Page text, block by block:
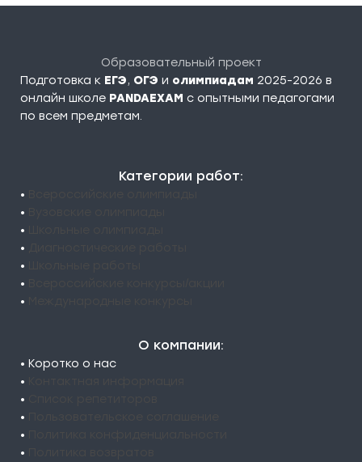
Образовательный проект
Подготовка к ЕГЭ, ОГЭ и олимпиадам 2025-2026 в
онлайн школе PANDAEXAM c опытными педагогами
по всем предметам.
Категории работ:
•
•
•
•
•
•
•
О компании:
• Коротко о нас
•
•
•
•
•